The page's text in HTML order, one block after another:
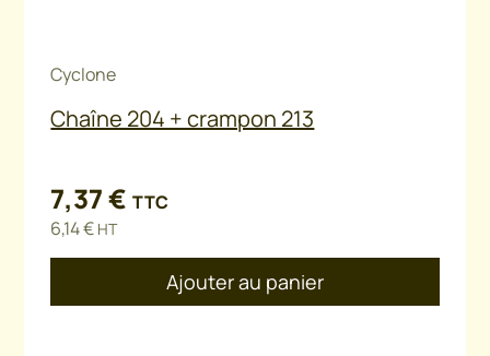
Cyclone
Chaîne 204 + crampon 213
7,37€ TTC
6,14€ HT
Ajouter au panier